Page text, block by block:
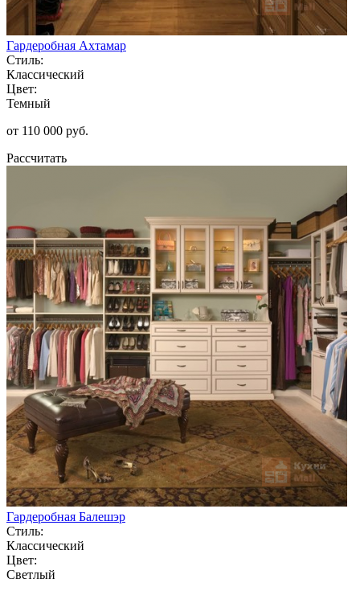
Гардеробная Ахтамар
Стиль:
Классический
Цвет:
Темный
от 110 000 руб.
Рассчитать
Гардеробная Балешэр
Стиль:
Классический
Цвет:
Светлый